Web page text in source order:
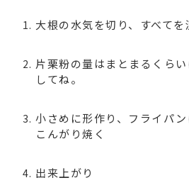
大根の水気を切り、すべてを
片栗粉の量はまとまるくら
してね。
小さめに形作り、フライパ
こんがり焼く
出来上がり